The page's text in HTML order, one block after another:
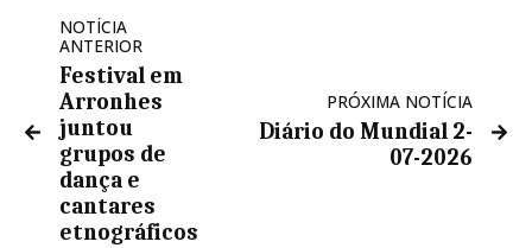
NOTÍCIA
ANTERIOR
Festival em
Arronhes
juntou
grupos de
dança e
cantares
etnográficos
PRÓXIMA NOTÍCIA
Diário do Mundial 2-
07-2026